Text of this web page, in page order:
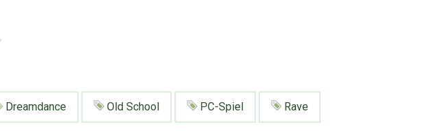
Dreamdance Old School PC-Spiel Rave